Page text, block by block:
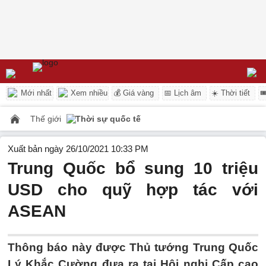
Mới nhất Xem nhiều 💰 Giá vàng 📅 Lịch âm ☀️ Thời tiết
Thế giới Thời sự quốc tế
Xuất bản ngày 26/10/2021 10:33 PM
Trung Quốc bổ sung 10 triệu
USD cho quỹ hợp tác với
ASEAN
Thông báo này được Thủ tướng Trung Quốc